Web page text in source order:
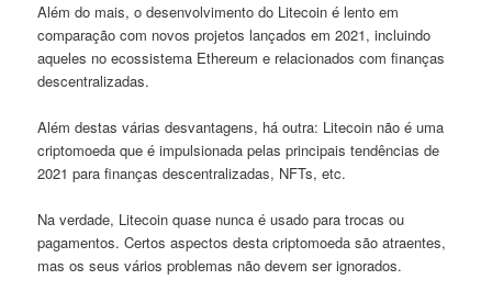
Além do mais, o desenvolvimento do Litecoin é lento em
comparação com novos projetos lançados em 2021, incluindo
aqueles no ecossistema Ethereum e relacionados com finanças
descentralizadas.
Além destas várias desvantagens, há outra: Litecoin não é uma
criptomoeda que é impulsionada pelas principais tendências de
2021 para finanças descentralizadas, NFTs, etc.
Na verdade, Litecoin quase nunca é usado para trocas ou
pagamentos. Certos aspectos desta criptomoeda são atraentes,
mas os seus vários problemas não devem ser ignorados.